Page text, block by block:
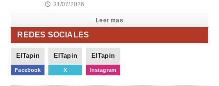
🕔 31/07/2026
Leer mas
REDES SOCIALES
ElTapin
Facebook
ElTapin
X
ElTapin
Instagram